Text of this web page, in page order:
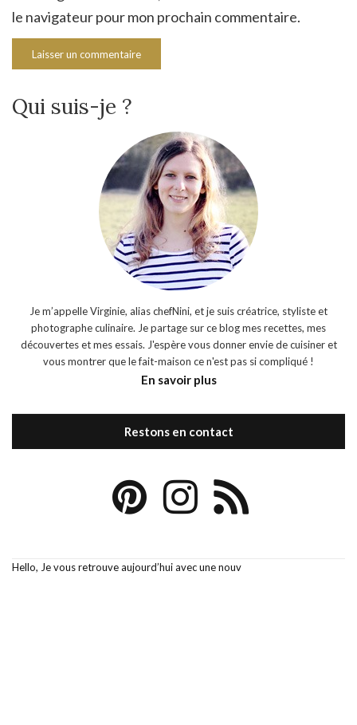
le navigateur pour mon prochain commentaire.
Qui suis-je ?
Je m’appelle Virginie, alias chefNini, et je suis créatrice, styliste et
photographe culinaire. Je partage sur ce blog mes recettes, mes
découvertes et mes essais. J'espère vous donner envie de cuisiner et
vous montrer que le fait-maison ce n'est pas si compliqué !
En savoir plus
Restons en contact
Hello, Je vous retrouve aujourd’hui avec une nouv